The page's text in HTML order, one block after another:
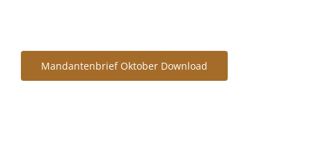
Mandantenbrief Oktober Download